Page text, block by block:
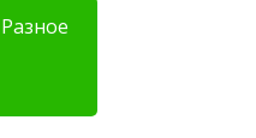
Разное